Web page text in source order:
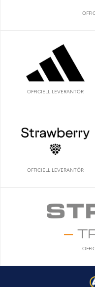
OFFICIELL LEVERANTÖR
OFFICIELL LEVERANTÖR